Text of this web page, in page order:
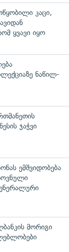
კაცი,
ყვავი იყო
ნაწილ-
ჯაჭვი
ემშვიდობება
მორიგი